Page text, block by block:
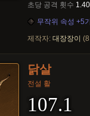
초당 공격 횟수 1.40
무작위 속성 +5
제작자: 대장장이
닭살
전설 활
107.1